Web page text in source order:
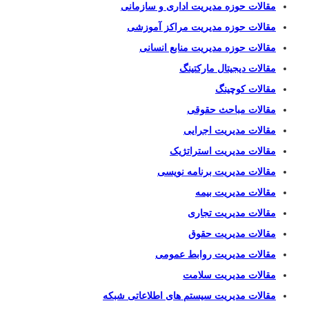
مقالات حوزه مدیریت اداری و سازمانی
مقالات حوزه مدیریت مراکز آموزشی
مقالات حوزه مدیریت منابع انسانی
مقالات دیجیتال مارکتینگ
مقالات کوچینگ
مقالات مباحث حقوقی
مقالات مدیریت اجرایی
مقالات مدیریت استراتژیک
مقالات مدیریت برنامه نویسی
مقالات مدیریت بیمه
مقالات مدیریت تجاری
مقالات مدیریت حقوق
مقالات مدیریت روابط عمومی
مقالات مدیریت سلامت
مقالات مدیریت سیستم های اطلاعاتی شبکه